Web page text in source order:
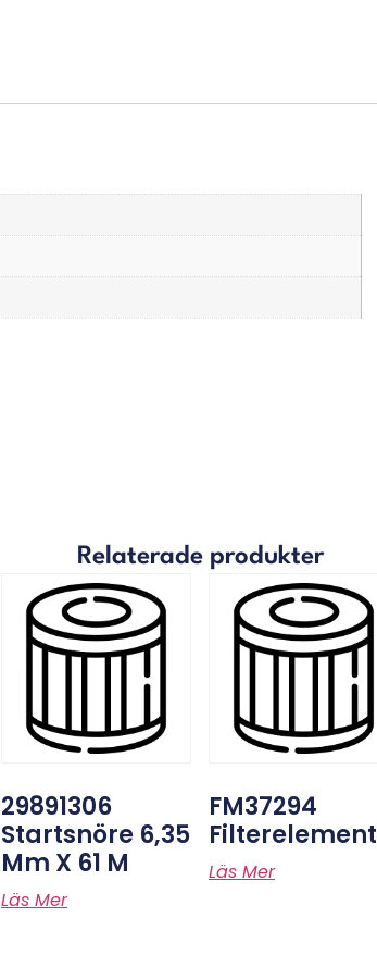
Relaterade produkter
29891306
Startsnöre 6,35
Mm X 61 M
Läs Mer
FM37294
Filterelement
Läs Mer